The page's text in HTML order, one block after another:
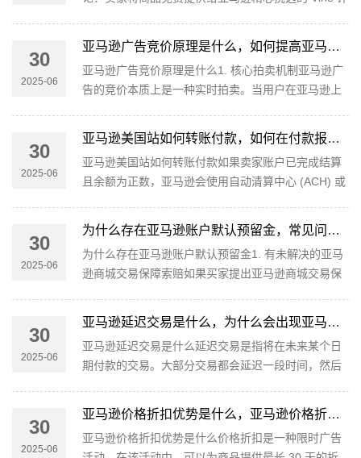
30
2025-06
亚马逊广告竞价原理是什么，如何提高亚马逊广告的质量得分
亚马逊广告竞价原理是什么1. 核心拍卖机制亚马逊广
告的竞价本质上是一种实时拍卖。当用户在亚马逊上
30
2025-06
亚马逊美国站如何转账付款，如何在付款报告中找到我的订单付款
亚马逊美国站如何转账付款如果卖家账户已完成结算
且余额为正数，亚马逊会使用自动清算中心 (ACH) 或
30
2025-06
为什么存在亚马逊账户默认预留金，常见问题解答
为什么存在亚马逊账户默认预留金1. 有未解决的亚马
逊商城交易保障索赔如果买家提出亚马逊商城交易保
30
2025-06
亚马逊延迟交易是什么，为什么会出现亚马逊延迟交易
亚马逊延迟交易是什么延迟交易是指将在未来某个日
期付款的交易。大部分交易都会延迟一段时间，然后
30
2025-06
亚马逊价格折扣优势是什么，亚马逊价格折扣标准是什么
亚马逊价格折扣优势是什么价格折扣是一种限时广告